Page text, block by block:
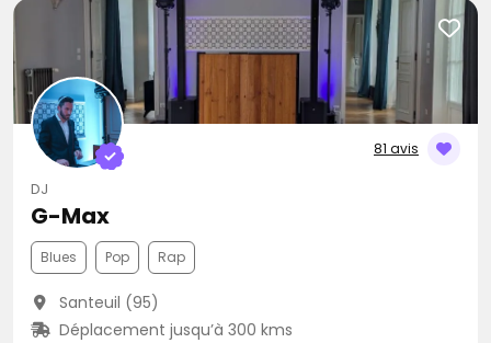
81 avis
DJ
G-Max
Blues Pop Rap
Santeuil (95)
Déplacement jusqu’à 300 kms